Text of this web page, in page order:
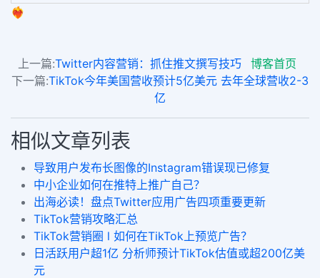
❤️‍🔥
上一篇:Twitter内容营销：抓住推文撰写技巧
博客首页
下一篇:TikTok今年美国营收预计5亿美元 去年全球营收2-3
亿
相似文章列表
导致用户发布长图像的Instagram错误现已修复
中小企业如何在推特上推广自己？
出海必读！盘点Twitter应用广告四项重要更新
TikTok营销攻略汇总
TikTok营销圈 l 如何在TikTok上预览广告？
日活跃用户超1亿 分析师预计TikTok估值或超200亿美
元